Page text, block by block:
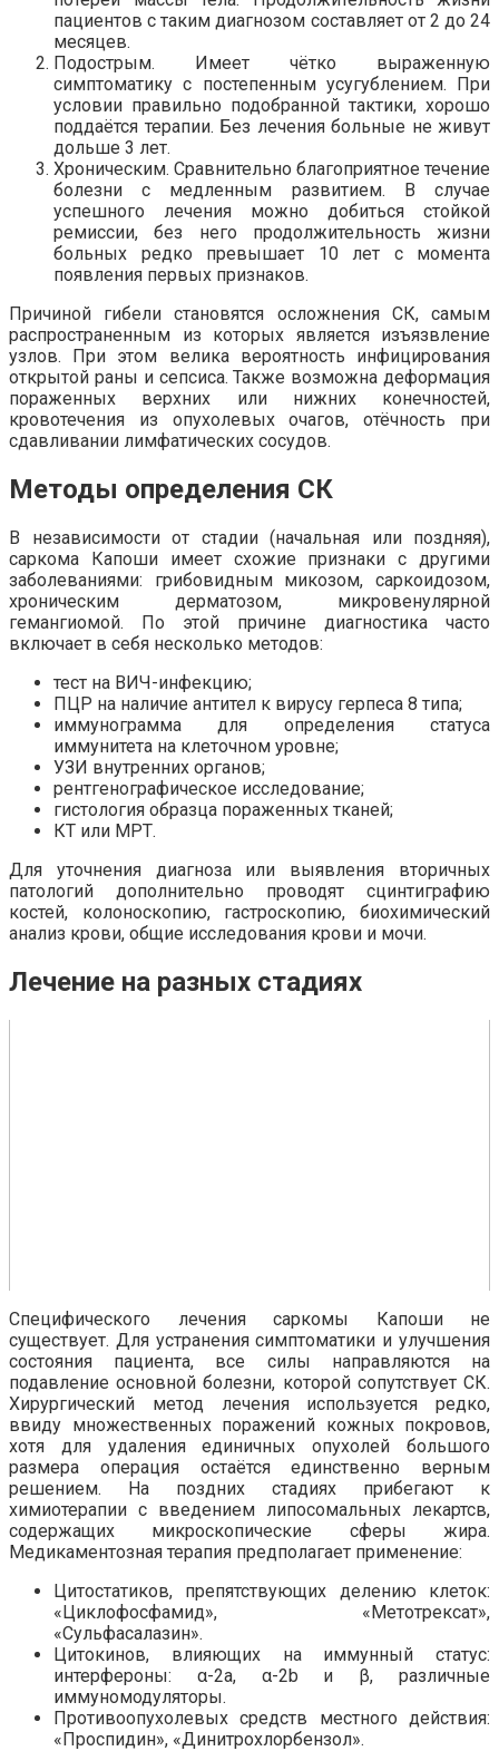
пациентов с таким диагнозом составляет от 2 до 24
месяцев.
Подострым. Имеет чётко выраженную
симптоматику с постепенным усугублением. При
условии правильно подобранной тактики, хорошо
поддаётся терапии. Без лечения больные не живут
дольше 3 лет.
Хроническим. Сравнительно благоприятное течение
болезни с медленным развитием. В случае
успешного лечения можно добиться стойкой
ремиссии, без него продолжительность жизни
больных редко превышает 10 лет с момента
появления первых признаков.
Причиной гибели становятся осложнения СК, самым
распространенным из которых является изъязвление
узлов. При этом велика вероятность инфицирования
открытой раны и сепсиса. Также возможна деформация
пораженных верхних или нижних конечностей,
кровотечения из опухолевых очагов, отёчность при
сдавливании лимфатических сосудов.
Методы определения СК
В независимости от стадии (начальная или поздняя),
саркома Капоши имеет схожие признаки с другими
заболеваниями: грибовидным микозом, саркоидозом,
хроническим дерматозом, микровенулярной
гемангиомой. По этой причине диагностика часто
включает в себя несколько методов:
тест на ВИЧ-инфекцию;
ПЦР на наличие антител к вирусу герпеса 8 типа;
иммунограмма для определения статуса
иммунитета на клеточном уровне;
УЗИ внутренних органов;
рентгенографическое исследование;
гистология образца пораженных тканей;
КТ или МРТ.
Для уточнения диагноза или выявления вторичных
патологий дополнительно проводят сцинтиграфию
костей, колоноскопию, гастроскопию, биохимический
анализ крови, общие исследования крови и мочи.
Лечение на разных стадиях
Специфического лечения саркомы Капоши не
существует. Для устранения симптоматики и улучшения
состояния пациента, все силы направляются на
подавление основной болезни, которой сопутствует СК.
Хирургический метод лечения используется редко,
ввиду множественных поражений кожных покровов,
хотя для удаления единичных опухолей большого
размера операция остаётся единственно верным
решением. На поздних стадиях прибегают к
химиотерапии с введением липосомальных лекартсв,
содержащих микроскопические сферы жира.
Медикаментозная терапия предполагает применение:
Цитостатиков, препятствующих делению клеток:
«Циклофосфамид», «Метотрексат»,
«Сульфасалазин».
Цитокинов, влияющих на иммунный статус:
интерфероны: α-2a, α-2b и β, различные
иммуномодуляторы.
Противоопухолевых средств местного действия:
«Проспидин», «Динитрохлорбензол».